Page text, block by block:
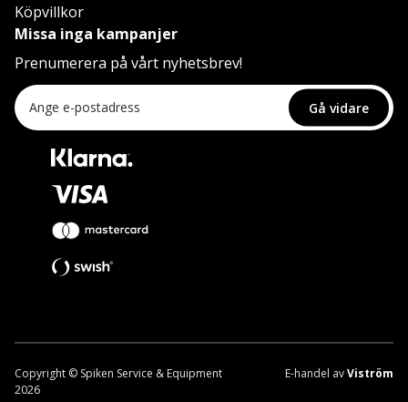
Köpvillkor
Missa inga kampanjer
Prenumerera på vårt nyhetsbrev!
Gå vidare
Copyright © Spiken Service & Equipment
2026
E-handel avViström